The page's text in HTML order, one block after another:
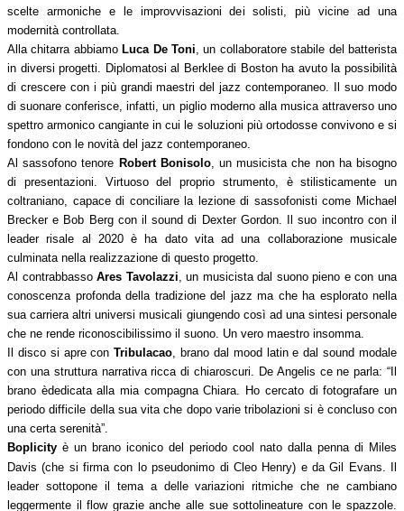
scelte armoniche e le improvvisazioni dei solisti, più vicine ad una
modernità controllata.
Alla chitarra abbiamoLuca De Toni , un collaboratore stabile del batterista
in diversi progetti. Diplomatosi al Berklee di Boston ha avuto la possibilità
di crescere con i più grandi maestri del jazz contemporaneo. Il suo modo
di suonare conferisce, infatti, un piglio moderno alla musica attraverso uno
spettro armonico cangiante in cui le soluzioni più ortodosse convivono e si
fondono con le novità del jazz contemporaneo.
Al sassofono tenore Robert Bonisolo, un musicista che non ha bisogno
di presentazioni. Virtuoso del proprio strumento, è stilisticamente un
coltraniano, capace di conciliare la lezione di sassofonisti come Michael
Brecker e Bob Berg con il sound di Dexter Gordon. Il suo incontro con il
leader risale al 2020 è ha dato vita ad una collaborazione musicale
culminata nella realizzazione di questo progetto.
Al contrabbassoAres Tavolazzi , un musicista dal suono pieno e con una
conoscenza profonda della tradizione del jazz ma che ha esplorato nella
sua carriera altri universi musicali giungendo così ad una sintesi personale
che ne rende riconoscibilissimo il suono. Un vero maestro insomma.
Il disco si apre conTribulacao , brano dal mood latin e dal sound modale
con una struttura narrativa ricca di chiaroscuri. De Angelis ce ne parla: “Il
brano èdedicata alla mia compagna Chiara. Ho cercato di fotografare un
periodo difficile della sua vita che dopo varie tribolazioni si è concluso con
una certa serenità”.
Boplicity è un brano iconico del periodo cool nato dalla penna di Miles
Davis (che si firma con lo pseudonimo di Cleo Henry) e da Gil Evans. Il
leader sottopone il tema a delle variazioni ritmiche che ne cambiano
leggermente il flow grazie anche alle sue sottolineature con le spazzole.